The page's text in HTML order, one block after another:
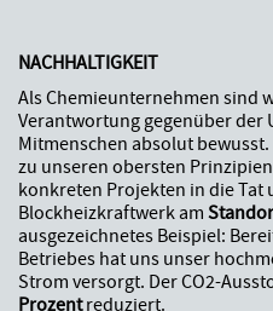
NACHHALTIGKEIT
Als Chemieunternehmen sind
Verantwortung gegenüber der
Mitmenschen absolut
zu unseren obersten
konkreten Projekten in die Tat
Blockheizkraftwerk am
ausgezeichnetes Beispiel:
Betriebes hat uns unser
Strom versorgt. Der CO2-
Prozentreduziert.